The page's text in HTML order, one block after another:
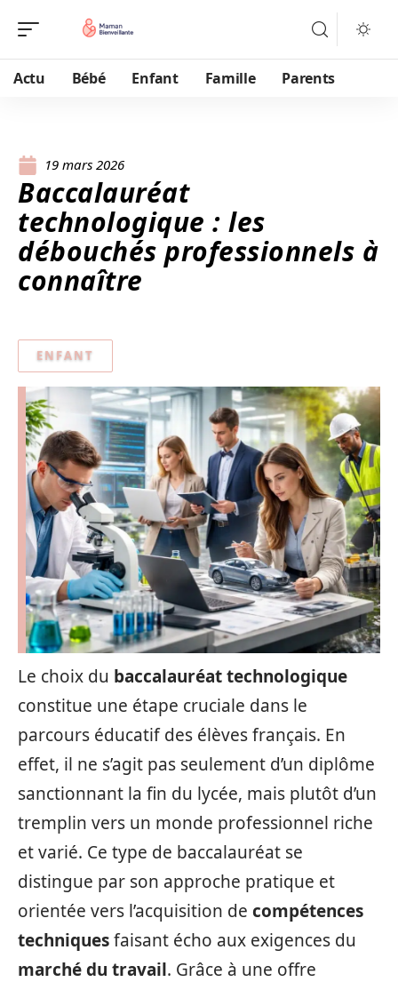
Actu Bébé Enfant Famille Parents
19 mars 2026
Baccalauréat
technologique : les
débouchés professionnels à
connaître
ENFANT
Le choix du baccalauréat technologique
constitue une étape cruciale dans le
parcours éducatif des élèves français. En
effet, il ne s’agit pas seulement d’un diplôme
sanctionnant la fin du lycée, mais plutôt d’un
tremplin vers un monde professionnel riche
et varié. Ce type de baccalauréat se
distingue par son approche pratique et
orientée vers l’acquisition de compétences
techniquesfaisant écho aux exigences du
marché du travail. Grâce à une offre